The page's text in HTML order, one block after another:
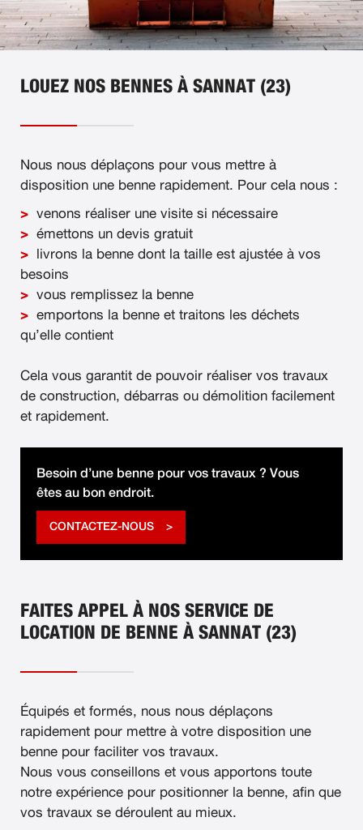
LOUEZ NOS BENNES À SANNAT (23)
Nous nous déplaçons pour vous mettre à
disposition une benne rapidement. Pour cela nous :
venons réaliser une visite si nécessaire
émettons un devis gratuit
livrons la benne dont la taille est ajustée à vos
besoins
vous remplissez la benne
emportons la benne et traitons les déchets
qu’elle contient
Cela vous garantit de pouvoir réaliser vos travaux
de construction, débarras ou démolition facilement
et rapidement.
Besoin d’une benne pour vos travaux ? Vous
êtes au bon endroit.
CONTACTEZ-NOUS
FAITES APPEL À NOS SERVICE DE
LOCATION DE BENNE À SANNAT (23)
Équipés et formés, nous nous déplaçons
rapidement pour mettre à votre disposition une
benne pour faciliter vos travaux.
Nous vous conseillons et vous apportons toute
notre expérience pour positionner la benne, afin que
vos travaux se déroulent au mieux.